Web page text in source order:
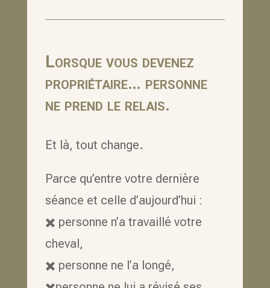
Lorsque vous devenez
propriétaire… personne
ne prend le relais.
Et là, tout change.
Parce qu’entre votre dernière
séance et celle d’aujourd’hui :
✖️ personne n’a travaillé votre
cheval,
✖️ personne ne l’a longé,